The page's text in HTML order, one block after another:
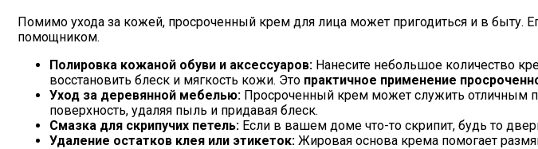
Помимо ухода за кожей, просроченный крем для лица может пригодиться и в
помощником.
Полировка кожаной обуви и аксессуаров: Нанесите небольшое количество
восстановить блеск и мягкость кожи. Это практичное применение
Уход за деревянной мебелью: Просроченный крем может служить отличным
поверхность, удаляя пыль и придавая блеск.
Смазка для скрипучих петель: Если в вашем доме что-то скрипит, будь то
Удаление остатков клея или этикеток: Жировая основа крема помогает